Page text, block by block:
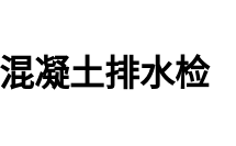
凝土排水检